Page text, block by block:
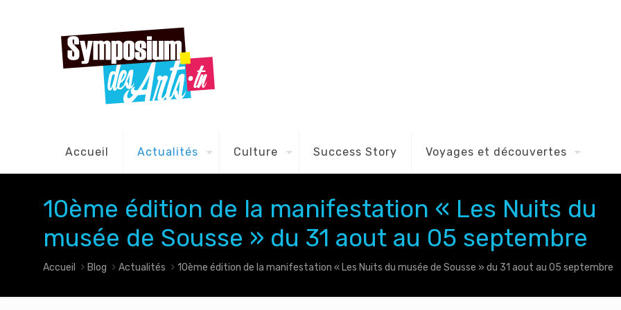
Accueil Actualités Culture Success Story Voyages et découvertes
10ème édition de la manifestation « Les Nuits du
musée de Sousse » du 31 aout au 05 septembre
Accueil Blog Actualités 10ème édition de la manifestation « Les Nuits du musée de Sousse » du 31 aout au 05 septembre